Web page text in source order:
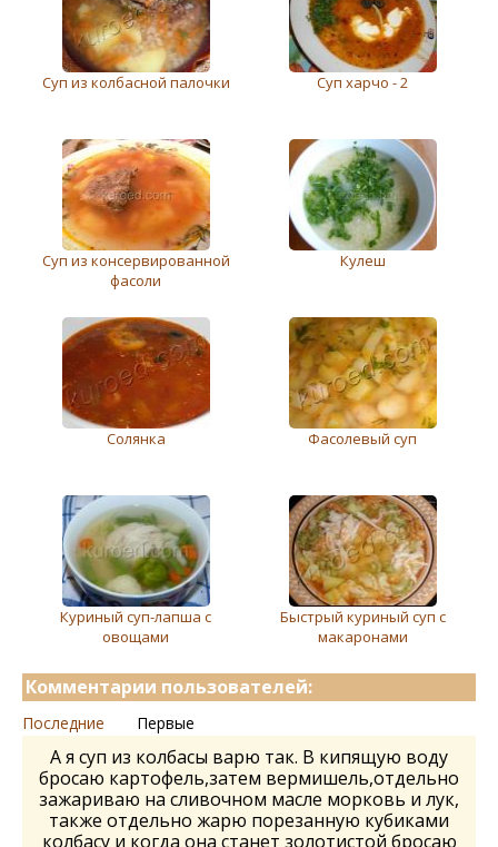
Суп из колбасной палочки Суп харчо - 2
Суп из консервированной
фасоли
Кулеш
Солянка Фасолевый суп
Куриный суп-лапша с
овощами
Быстрый куриный суп с
макаронами
Комментарии пользователей:
Последние Первые
А я суп из колбасы варю так. В кипящую воду
бросаю картофель,затем вермишель,отдельно
зажариваю на сливочном масле морковь и лук,
также отдельно жарю порезанную кубиками
колбасу и когда она станет золотистой бросаю